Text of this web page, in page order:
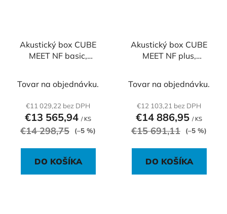
Akustický box CUBE
MEET NF basic,
Tovar na objednávku.
€11 029,22 bez DPH
€13 565,94 / KS
€14 298,75 (–5 %)
DO KOŠÍKA
Akustický box CUBE
MEET NF plus,
Tovar na objednávku.
€12 103,21 bez DPH
€14 886,95 / KS
€15 691,11 (–5 %)
DO KOŠÍKA